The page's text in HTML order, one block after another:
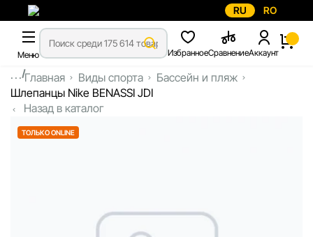
RU RO
Меню ИзбранноеСравнениеАккаунт
...Главная Виды спорта
Бассейн и пляж
Шлепанцы Nike BENASSI JDI
Назад в каталог
ТОЛЬКО ONLINE